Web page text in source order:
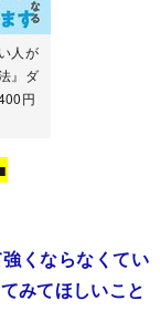
人が
』ダ
円
くならなくてい
みてほしいこと